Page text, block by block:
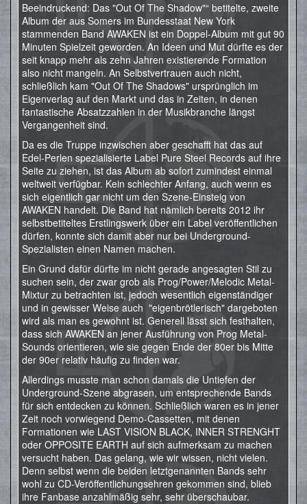
Beeindruckend: Das "Out Of The Shadow"“ betitelte, zweite
Album der aus Somers im Bundesstaat New York
stammenden Band AWAKEN ist ein Doppel-Album mit gut 90
Minuten Spielzeit geworden. An Ideen und Mut dürfte es der
seit knapp mehr als zehn Jahren existierende Formation
also nicht mangeln. An Selbstvertrauen auch nicht,
schließlich kam "Out Of The Shadows" ursprünglich im
Eigenverlag auf den Markt und das in Zeiten, in denen
fantastische Absatzzahlen in der Musikbranche längst
Vergangenheit sind.
Da es die Truppe inzwischen aber geschafft hat das auf
Edel-Perlen spezialisierte Label Pure Steel Records auf ihre
Seite zu ziehen, ist das Album ab sofort zumindest einmal
weltweit verfügbar. Kein schlechter Anfang, auch wenn es
sich eigentlich gar nicht um den Szene-Einsteig von
AWAKEN handelt. Die Band hat nämlich bereits 2012 ihr
selbstbetiteltes Erstlingswerk über ein Label veröffentlichen
dürfen, konnte sich damit aber nur bei Underground-
Spezialisten einen Namen machen.
Ein Grund dafür dürfte im nicht gerade angesagten Stil zu
suchen sein, der zwar grob als Prog/Power/Melodic Metal-
Mixtur zu betrachten ist, jedoch wesentlich eigenständiger
und in gewisser Weise auch "eigenbrötlerisch" dargeboten
wird als man es gewohnt ist. Generell lässt sich festhalten,
dass sich AWAKEN an jener Ausführung von Prog Metal-
Sounds orientieren, wie sie gegen Ende der 80er bis Mitte
der 90er relativ häufig zu finden war.
Allerdings musste man schon damals die Untiefen der
Underground-Szene abgrasen, um entsprechende Bands
für sich entdecken zu können. Schließlich waren es in jener
Zeit noch vorwiegend Demo-Cassetten, mit denen
Formationen wie LAST VISION BLACK, INNER STRENGHT
oder OPPOSITE EARTH auf sich aufmerksam zu machen
versucht haben. Das gelang, wie wir wissen, nicht vielen.
Denn selbst wenn die beiden letztgenannten Bands sehr
wohl zu CD-Veröffentlichungsehren gekommen sind, blieb
ihre Fanbase anzahlmäßig sehr, sehr überschaubar.